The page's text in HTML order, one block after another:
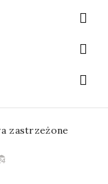
zastrzeżone